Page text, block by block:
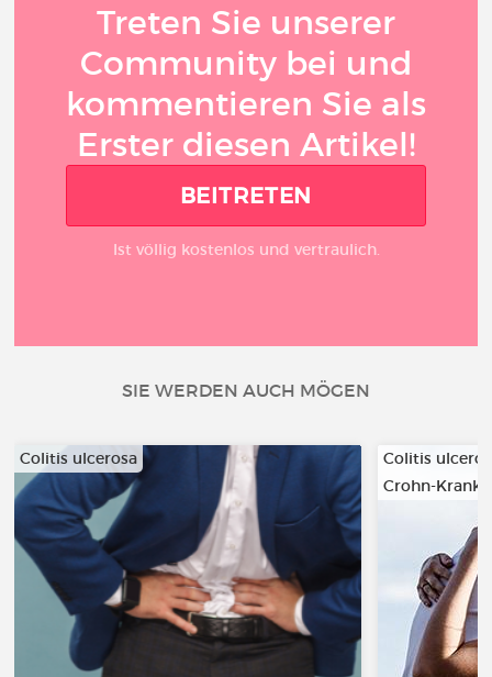
Treten Sie unserer
Community bei und
kommentieren Sie als
Erster diesen Artikel!
BEITRETEN
Ist völlig kostenlos und vertraulich.
SIE WERDEN AUCH MÖGEN
Colitis ulcerosa
Colitis
Crohn-